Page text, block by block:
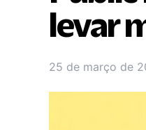
levar
25 de março de